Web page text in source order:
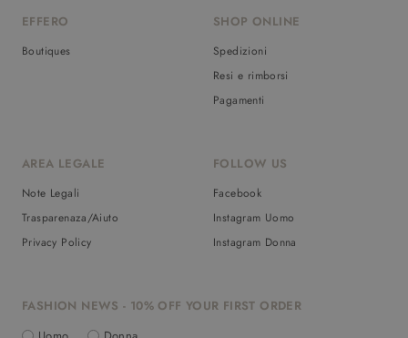
EFFERO
Boutiques
SHOP ONLINE
Spedizioni
Resi e rimborsi
Pagamenti
AREA LEGALE
Note Legali
Trasparenaza/Aiuto
Privacy Policy
FOLLOW US
Facebook
Instagram Uomo
Instagram Donna
FASHION NEWS - 10% OFF YOUR FIRST ORDER